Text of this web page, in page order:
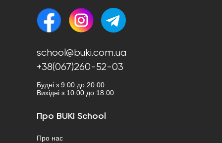
school@buki.com.ua
+38(067)260-52-03
Будні з 9.00 до 20.00
Вихідні з 10.00 до 18.00
Про BUKI School
Про нас